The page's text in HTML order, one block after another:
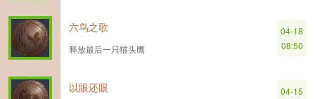
六鸟之歌
释放最后一只猫头鹰
04-18
08:50
以眼还眼
04-15